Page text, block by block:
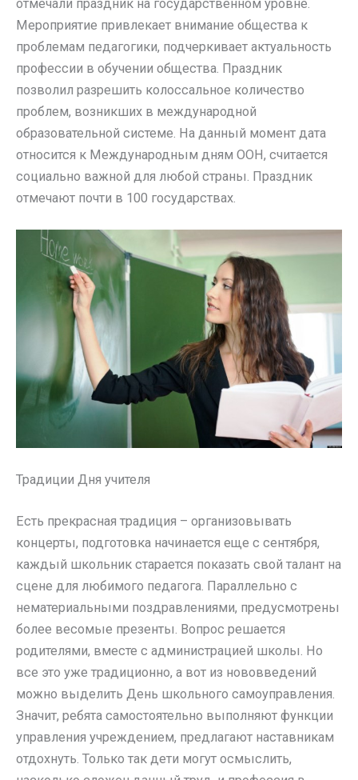
отмечали праздник на государственном уровне.
Мероприятие привлекает внимание общества к
проблемам педагогики, подчеркивает актуальность
профессии в обучении общества. Праздник
позволил разрешить колоссальное количество
проблем, возникших в международной
образовательной системе. На данный момент дата
относится к Международным дням ООН, считается
социально важной для любой страны. Праздник
отмечают почти в 100 государствах.
Традиции Дня учителя
Есть прекрасная традиция – организовывать
концерты, подготовка начинается еще с сентября,
каждый школьник старается показать свой талант на
сцене для любимого педагога. Параллельно с
нематериальными поздравлениями, предусмотрены
более весомые презенты. Вопрос решается
родителями, вместе с администрацией школы. Но
все это уже традиционно, а вот из нововведений
можно выделить День школьного самоуправления.
Значит, ребята самостоятельно выполняют функции
управления учреждением, предлагают наставникам
отдохнуть. Только так дети могут осмыслить,